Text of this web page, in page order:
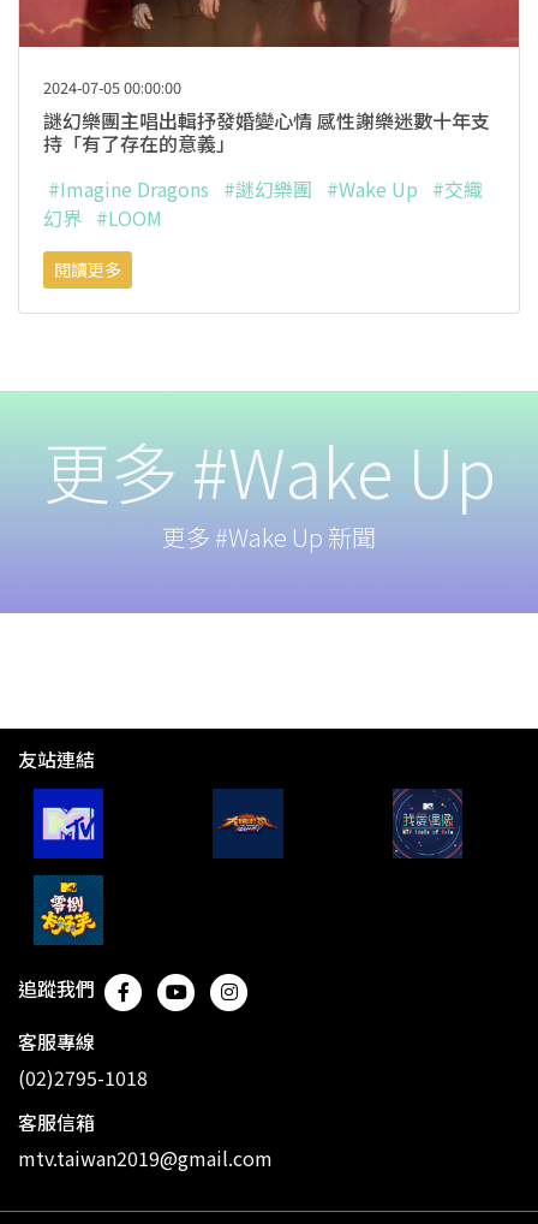
2024-07-05 00:00:00
謎幻樂團主唱出輯抒發婚變心情 感性謝樂迷數十年支
持「有了存在的意義」
#Imagine Dragons #謎幻樂團 #Wake Up #交織
幻界 #LOOM
閱讀更多
更多 #Wake Up
更多 #Wake Up 新聞
友站連結
追蹤我們
客服專線
(02)2795-1018
客服信箱
mtv.taiwan2019@gmail.com